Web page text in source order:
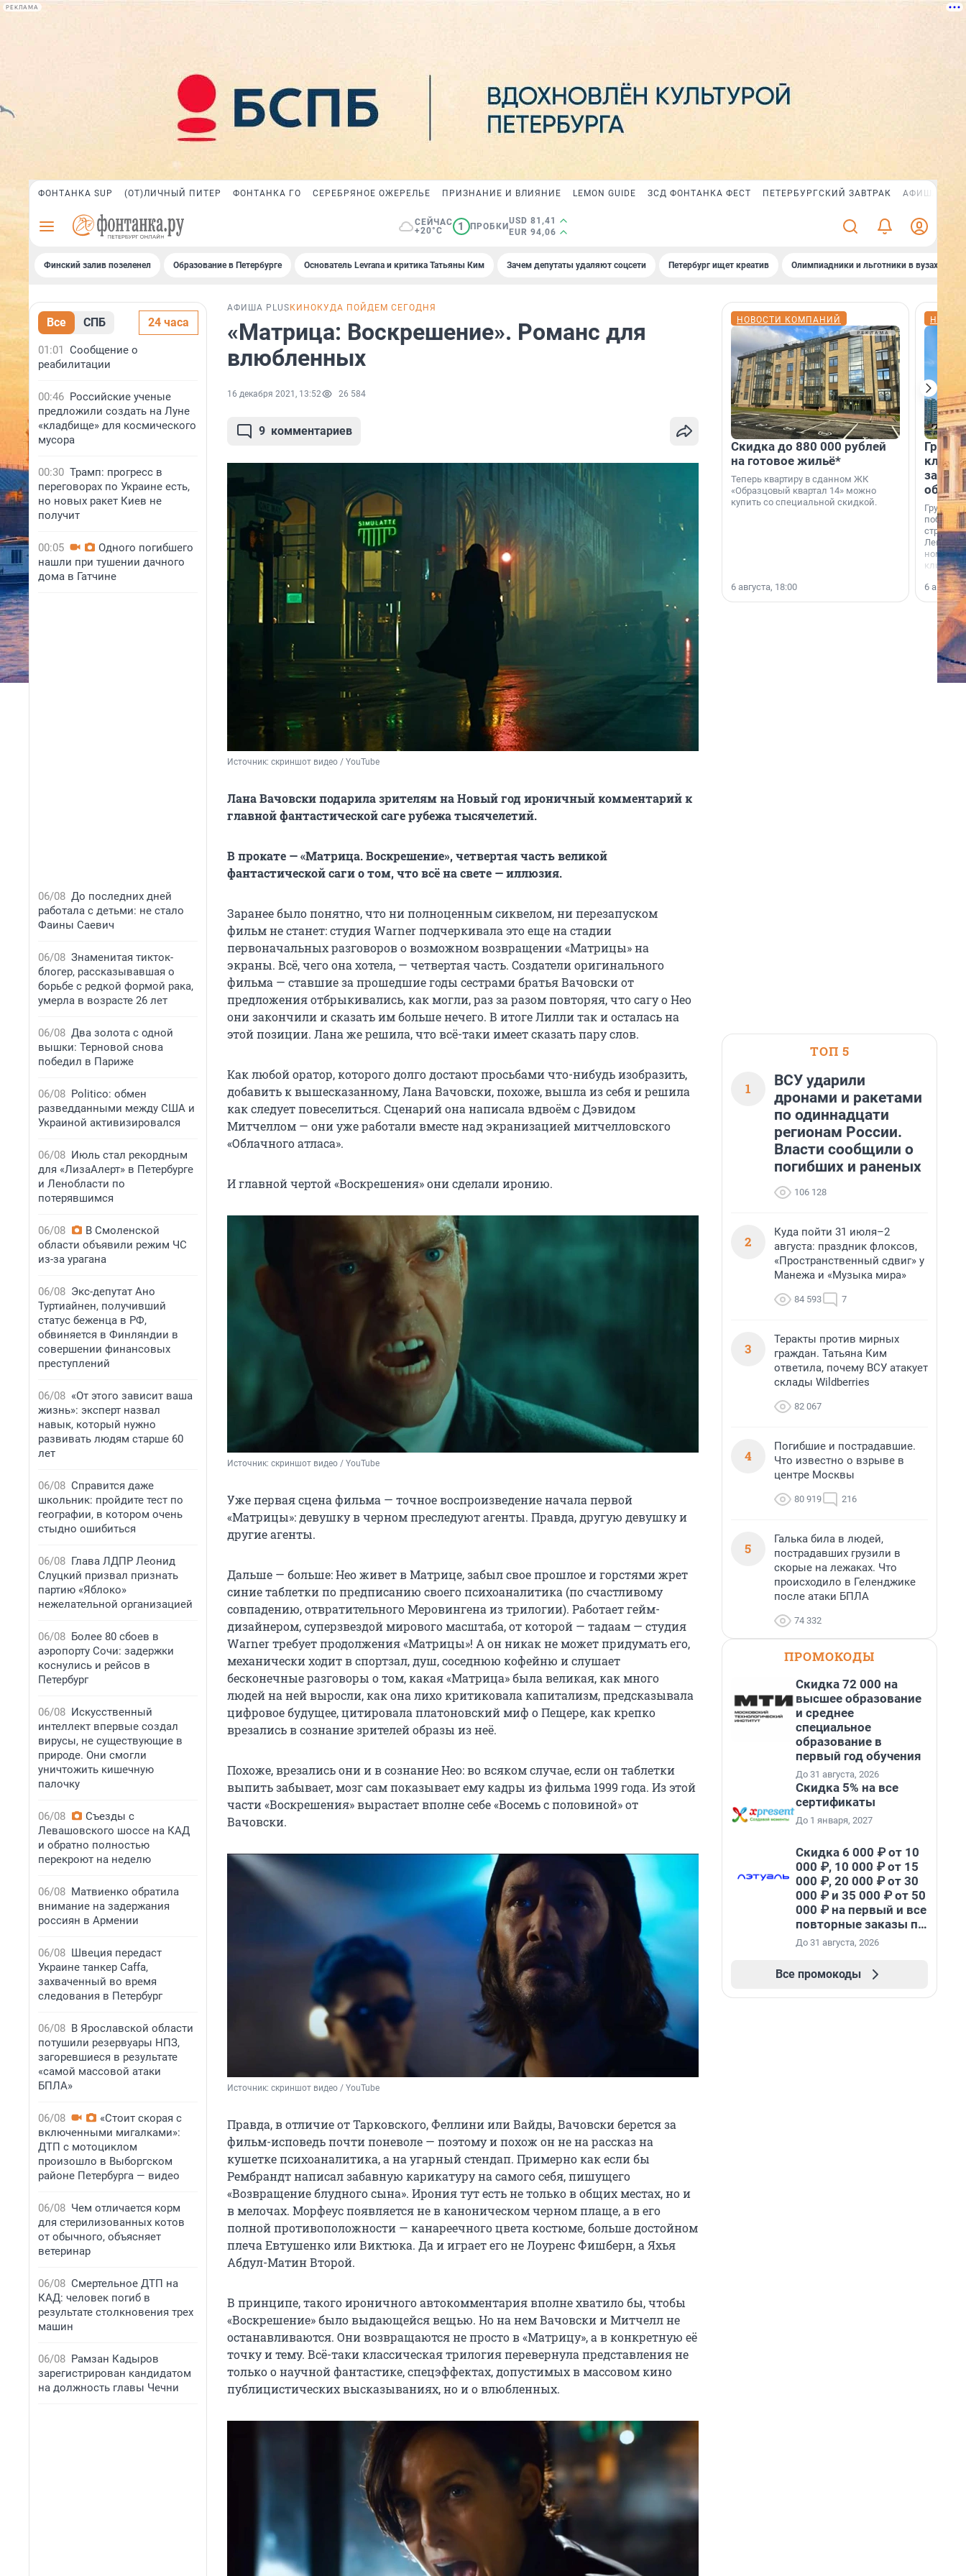
РЕКЛАМА
ФОНТАНКА SUP (ОТ)ЛИЧНЫЙ ПИТЕР ФОНТАНКА ГО СЕРЕБРЯНОЕ ОЖЕРЕЛЬЕ ПРИЗНАНИЕ И ВЛИЯНИЕ LEMON GUIDE ЗСД ФОНТАНКА ФЕСТ ПЕТЕРБУРГСКИЙ ЗАВТРАК АФИША PLUS
СЕЙЧАС
+20°C
1 ПРОБКИ
USD 81,41
EUR 94,06
Финский залив позеленел Образование в Петербурге Основатель Levrana и критика Татьяны Ким Зачем депутаты удаляют соцсети Петербург ищет креатив Олимпиадники и льготники в вузах СПб
Все СПБ 24 часа
01:01 Сообщение о
реабилитации
00:46 Российские ученые
предложили создать на Луне
«кладбище» для космического
мусора
00:30 Трамп: прогресс в
переговорах по Украине есть,
но новых ракет Киев не
получит
00:05
Одного погибшего
нашли при тушении дачного
дома в Гатчине
06/08 До последних дней
работала с детьми: не стало
Фаины Саевич
06/08 Знаменитая тикток-
блогер, рассказывавшая о
борьбе с редкой формой рака,
умерла в возрасте 26 лет
06/08 Два золота с одной
вышки: Терновой снова
победил в Париже
06/08 Politico: обмен
разведданными между США и
Украиной активизировался
06/08 Июль стал рекордным
для «ЛизаАлерт» в Петербурге
и Ленобласти по
потерявшимся
06/08
В Смоленской
области объявили режим ЧС
из-за урагана
06/08 Экс-депутат Ано
Туртиайнен, получивший
статус беженца в РФ,
обвиняется в Финляндии в
совершении финансовых
преступлений
06/08 «От этого зависит ваша
жизнь»: эксперт назвал
навык, который нужно
развивать людям старше 60
лет
06/08 Справится даже
школьник: пройдите тест по
географии, в котором очень
стыдно ошибиться
06/08 Глава ЛДПР Леонид
Слуцкий призвал признать
партию «Яблоко»
нежелательной организацией
06/08 Более 80 сбоев в
аэропорту Сочи: задержки
коснулись и рейсов в
Петербург
06/08 Искусственный
интеллект впервые создал
вирусы, не существующие в
природе. Они смогли
уничтожить кишечную
палочку
06/08
Съезды с
Левашовского шоссе на КАД
и обратно полностью
перекроют на неделю
06/08 Матвиенко обратила
внимание на задержания
россиян в Армении
06/08 Швеция передаст
Украине танкер Caffa,
захваченный во время
следования в Петербург
06/08 В Ярославской области
потушили резервуары НПЗ,
загоревшиеся в результате
«самой массовой атаки
БПЛА»
06/08
«Стоит скорая с
включенными мигалками»:
ДТП с мотоциклом
произошло в Выборгском
районе Петербурга — видео
06/08 Чем отличается корм
для стерилизованных котов
от обычного, объясняет
ветеринар
06/08 Смертельное ДТП на
КАД: человек погиб в
результате столкновения трех
машин
06/08 Рамзан Кадыров
зарегистрирован кандидатом
на должность главы Чечни
АФИША PLUS КИНО КУДА ПОЙДЕМ СЕГОДНЯ
«Матрица: Воскрешение». Романс для
влюбленных
16 декабря 2021, 13:52 26 584
9 комментариев
Источник: скриншот видео / YouTube
Лана Вачовски подарила зрителям на Новый год ироничный комментарий к
главной фантастической саге рубежа тысячелетий.
В прокате — «Матрица. Воскрешение», четвертая часть великой
фантастической саги о том, что всё на свете — иллюзия.
Заранее было понятно, что ни полноценным сиквелом, ни перезапуском
фильм не станет: студия Warner подчеркивала это еще на стадии
первоначальных разговоров о возможном возвращении «Матрицы» на
экраны. Всё, чего она хотела, — четвертая часть. Создатели оригинального
фильма — ставшие за прошедшие годы сестрами братья Вачовски от
предложения отбрыкивались, как могли, раз за разом повторяя, что сагу о Нео
они закончили и сказать им больше нечего. В итоге Лилли так и осталась на
этой позиции. Лана же решила, что всё-таки имеет сказать пару слов.
Как любой оратор, которого долго достают просьбами что-нибудь изобразить,
добавить к вышесказанному, Лана Вачовски, похоже, вышла из себя и решила
как следует повеселиться. Сценарий она написала вдвоём с Дэвидом
Митчеллом — они уже работали вместе над экранизацией митчелловского
«Облачного атласа».
И главной чертой «Воскрешения» они сделали иронию.
Источник: скриншот видео / YouTube
Уже первая сцена фильма — точное воспроизведение начала первой
«Матрицы»: девушку в черном преследуют агенты. Правда, другую девушку и
другие агенты.
Дальше — больше: Нео живет в Матрице, забыл свое прошлое и горстями жрет
синие таблетки по предписанию своего психоаналитика (по счастливому
совпадению, отвратительного Меровингена из трилогии). Работает гейм-
дизайнером, суперзвездой мирового масштаба, от которой — тадаам — студия
Warner требует продолжения «Матрицы»! А он никак не может придумать его,
механически ходит в спортзал, душ, соседнюю кофейню и слушает
бесконечные разговоры о том, какая «Матрица» была великая, как много
людей на ней выросли, как она лихо критиковала капитализм, предсказывала
цифровое будущее, цитировала платоновский миф о Пещере, как крепко
врезались в сознание зрителей образы из неё.
Похоже, врезались они и в сознание Нео: во всяком случае, если он таблетки
выпить забывает, мозг сам показывает ему кадры из фильма 1999 года. Из этой
части «Воскрешения» вырастает вполне себе «Восемь с половиной» от
Вачовски.
Источник: скриншот видео / YouTube
Правда, в отличие от Тарковского, Феллини или Вайды, Вачовски берется за
фильм-исповедь почти поневоле — поэтому и похож он не на рассказ на
кушетке психоаналитика, а на угарный стендап. Примерно как если бы
Рембрандт написал забавную карикатуру на самого себя, пишущего
«Возвращение блудного сына». Ирония тут есть не только в общих местах, но и
в мелочах. Морфеус появляется не в каноническом черном плаще, а в его
полной противоположности — канареечного цвета костюме, больше достойном
плеча Евтушенко или Виктюка. Да и играет его не Лоуренс Фишберн, а Яхья
Абдул-Матин Второй.
В принципе, такого ироничного автокомментария вполне хватило бы, чтобы
«Воскрешение» было выдающейся вещью. Но на нем Вачовски и Митчелл не
останавливаются. Они возвращаются не просто в «Матрицу», а в конкретную её
точку и тему. Всё-таки классическая трилогия перевернула представления не
только о научной фантастике, спецэффектах, допустимых в массовом кино
публицистических высказываниях, но и о влюбленных.
НОВОСТИ КОМПАНИЙ
Скидка до 880 000 рублей
на готовое жильё*
Теперь квартиру в сданном ЖК
«Образцовый квартал 14» можно
купить со специальной скидкой.
6 августа, 18:00
Группа
области».
6
ТОП 5
1
ВСУ ударили
дронами и ракетами
по одиннадцати
регионам России.
Власти сообщили о
погибших и раненых
106 128
2
Куда пойти 31 июля–2
августа: праздник флоксов,
«Пространственный сдвиг» у
Манежа и «Музыка мира»
84 593 7
3
Теракты против мирных
граждан. Татьяна Ким
ответила, почему ВСУ атакует
склады Wildberries
82 067
4
Погибшие и пострадавшие.
Что известно о взрыве в
центре Москвы
80 919 216
5
Галька била в людей,
пострадавших грузили в
скорые на лежаках. Что
происходило в Геленджике
после атаки БПЛА
74 332
ПРОМОКОДЫ
Скидка 72 000 на
высшее образование
и среднее
специальное
образование в
первый год обучения
До 31 августа, 2026
Скидка 5% на все
сертификаты
До 1 января, 2027
Скидка 6 000 ₽ от 10
000 ₽, 10 000 ₽ от 15
000 ₽, 20 000 ₽ от 30
000 ₽ и 35 000 ₽ от 50
000 ₽ на первый и все
повторные заказы по
промокоду НАБЕРИ
До 31 августа, 2026
Все промокоды